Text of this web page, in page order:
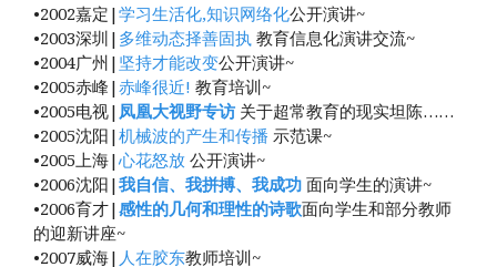
•2002嘉定|学习生活化,知识网络化公开演讲~
•2003深圳| 多维动态择善固执 教育信息化演讲交流~
•2004广州| 坚持才能改变公开演讲~
•2005赤峰|赤峰很近! 教育培训~
•2005电视| 凤凰大视野专访 关于超常教育的现实坦陈……
•2005沈阳|机械波的产生和传播 示范课~
•2005上海|心花怒放 公开演讲~
•2006沈阳|我自信、我拼搏、我成功 面向学生的演讲~
•2006育才|感性的几何和理性的诗歌面向学生和部分教师
的迎新讲座~
•2007威海| 人在胶东教师培训~